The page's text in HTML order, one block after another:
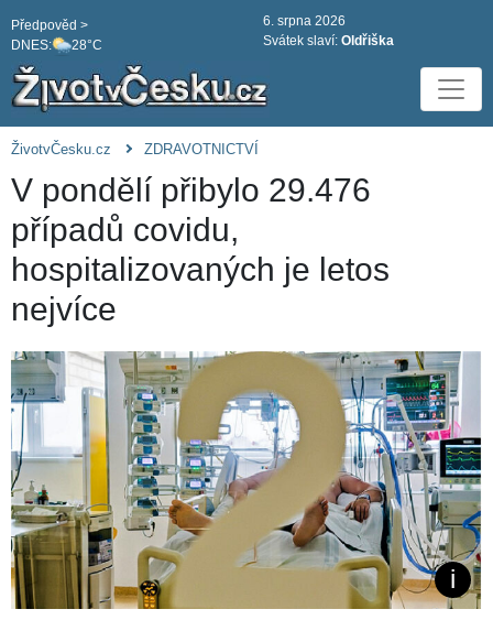
DNES: 28°C
Předpověd >
6. srpna 2026
Svátek slaví: Oldřiška
ŽivotvČesku.cz ZDRAVOTNICTVÍ
V pondělí přibylo 29.476
případů covidu,
hospitalizovaných je letos
nejvíce